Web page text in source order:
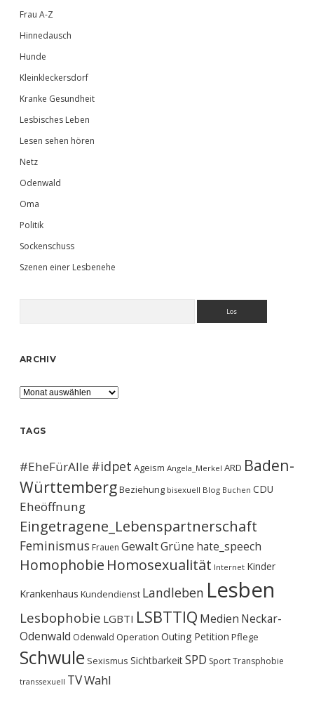
Frau A-Z
Hinnedausch
Hunde
Kleinkleckersdorf
Kranke Gesundheit
Lesbisches Leben
Lesen sehen hören
Netz
Odenwald
Oma
Politik
Sockenschuss
Szenen einer Lesbenehe
ARCHIV
Archiv
TAGS
#EheFürAlle#idpet Ageism Angela_Merkel ARD Baden-
WürttembergBeziehung bisexuell Blog Buchen CDU
Eheöffnung
Eingetragene_Lebenspartnerschaft
Feminismus Frauen GewaltGrüne hate_speech
Homophobie Homosexualität Internet Kinder
Krankenhaus Kundendienst Landleben Lesben
Lesbophobie LGBTI LSBTTIQ Medien Neckar-
Odenwald Odenwald Operation Outing Petition Pflege
Schwule Sexismus SichtbarkeitSPD SportTransphobie
transsexuell TVWahl